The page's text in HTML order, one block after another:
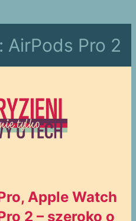
AirPods Pro 2
Apple Watch
2 – szeroko o